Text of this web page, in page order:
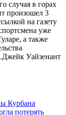
случая в горах
произошел 3
на газету
уже
а также
Уайзенант
Курбана
потерять